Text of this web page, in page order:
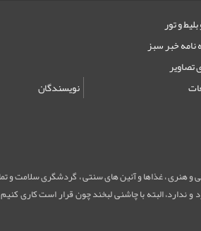
و تور
نامه خبر سبز
تصاویر
نویسندگان
و هنری ، غذاها و آئین های سنتی ، گردشگری سلامت و
ندارد، البته با چاشنی لبخند چون قرار است کاری